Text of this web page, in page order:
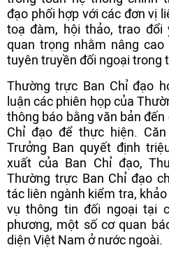
đạo phối hợp với các đơn vị
toạ đàm, hội thảo, trao đổi
quan trọng nhằm nâng
tuyên truyền đối ngoại trong
Thường trực Ban Chỉ đạo
luận các phiên họp của
thông báo bằng văn bản
Chỉ đạo để thực hiện.
Trưởng Ban quyết định
xuất của Ban Chỉ đạo,
Thường trực Ban Chỉ đạo
tác liên ngành kiểm tra,
vụ thông tin đối ngoại tại
phương, một số cơ quan
diện Việt Nam ở nước ngoài.